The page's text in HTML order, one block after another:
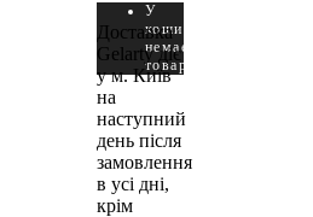
У
кошику
немає
товарів.
Доставка
Gelarty діє
у м. Київ
на
наступний
день після
замовлення
в усі дні,
крім